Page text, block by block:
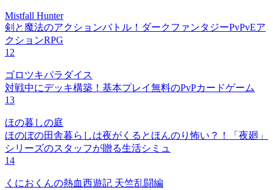
Mistfall Hunter
剣と魔法のアクションバトル！ダークファンタジーPvPvEア
クションRPG
12
ゴロツキパラダイス
対戦中にデッキ構築！基本プレイ無料のPvPカードゲーム
13
ほの暮しの庭
ほのぼの田舎暮らしは夜がくるとほんのり怖い？！「夜廻」
シリーズのスタッフが贈る生活シミュ
14
くにおくんの熱血西遊記 天竺乱闘編